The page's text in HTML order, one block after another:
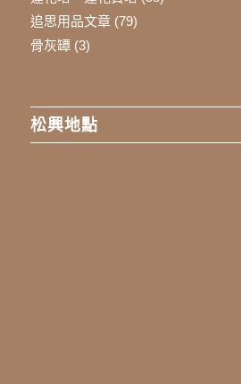
追思用品文章(79)
骨灰罈(3)
松興地點